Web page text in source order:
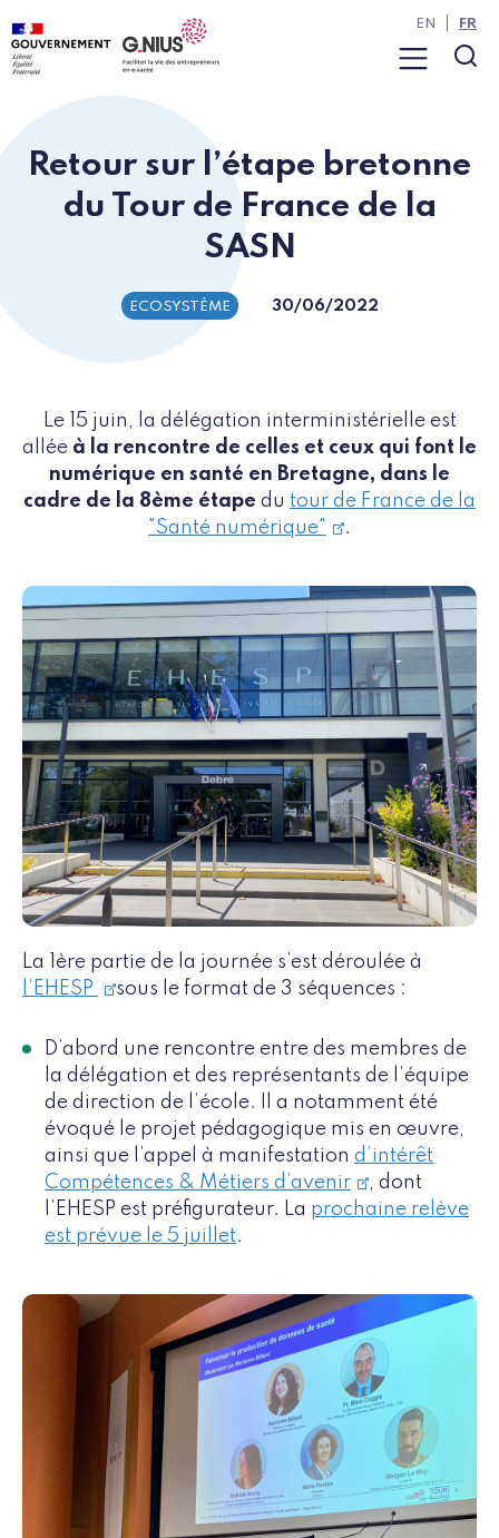
Panneau de gestion des cookies
Aller au contenu
Aller à la navigation
Menu
EN FR
Retour sur l’étape bretonne
du Tour de France de la
SASN
ECOSYSTÈME 30/06/2022
Le 15 juin, la délégation interministérielle est
allée à la rencontre de celles et ceux qui font le
numérique en santé en Bretagne, dans le
cadre de la 8ème étape du tour de France de la
"Santé numérique"
.
La 1ère partie de la journée s’est déroulée à
l’EHESP
sous le format de 3 séquences :
D’abord une rencontre entre des membres de
la délégation et des représentants de l’équipe
de direction de l’école. Il a notamment été
évoqué le projet pédagogique mis en œuvre,
ainsi que l’appel à manifestation d’intérêt
Compétences & Métiers d’avenir
, dont
l’EHESP est préfigurateur. La prochaine relève
est prévue le 5 juillet.